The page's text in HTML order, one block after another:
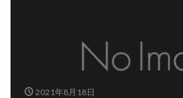
2021年8月18日